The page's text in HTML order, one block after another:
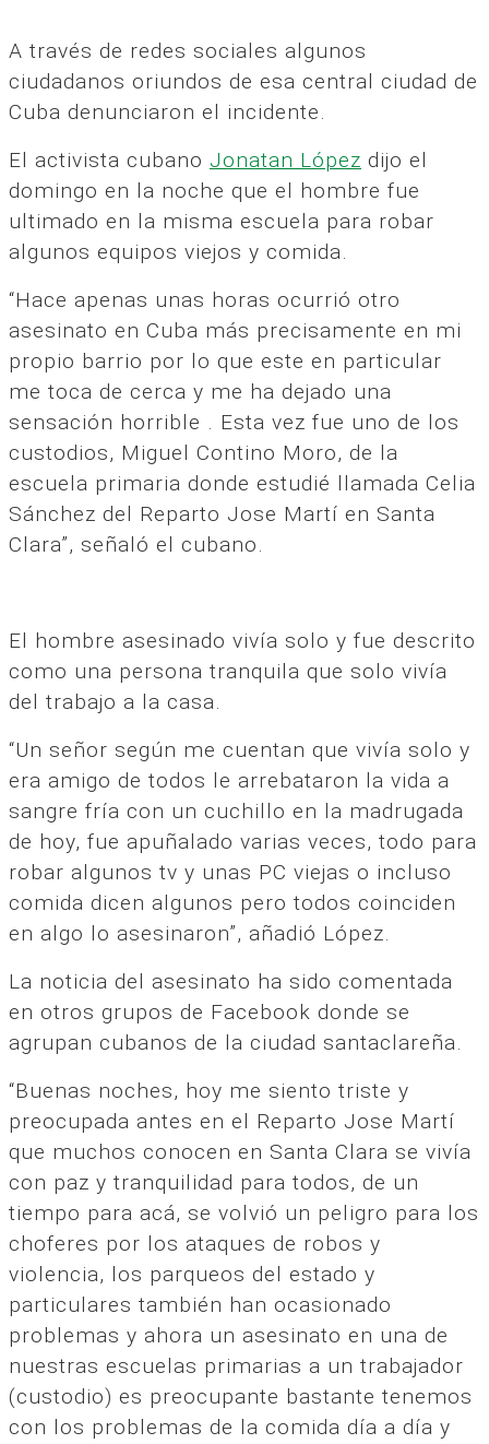
A través de redes sociales algunos
ciudadanos oriundos de esa central ciudad de
Cuba denunciaron el incidente.
El activista cubano Jonatan López dijo el
domingo en la noche que el hombre fue
ultimado en la misma escuela para robar
algunos equipos viejos y comida.
“Hace apenas unas horas ocurrió otro
asesinato en Cuba más precisamente en mi
propio barrio por lo que este en particular
me toca de cerca y me ha dejado una
sensación horrible . Esta vez fue uno de los
custodios, Miguel Contino Moro, de la
escuela primaria donde estudié llamada Celia
Sánchez del Reparto Jose Martí en Santa
Clara”, señaló el cubano.
El hombre asesinado vivía solo y fue descrito
como una persona tranquila que solo vivía
del trabajo a la casa.
“Un señor según me cuentan que vivía solo y
era amigo de todos le arrebataron la vida a
sangre fría con un cuchillo en la madrugada
de hoy, fue apuñalado varias veces, todo para
robar algunos tv y unas PC viejas o incluso
comida dicen algunos pero todos coinciden
en algo lo asesinaron”, añadió López.
La noticia del asesinato ha sido comentada
en otros grupos de Facebook donde se
agrupan cubanos de la ciudad santaclareña.
“Buenas noches, hoy me siento triste y
preocupada antes en el Reparto Jose Martí
que muchos conocen en Santa Clara se vivía
con paz y tranquilidad para todos, de un
tiempo para acá, se volvió un peligro para los
choferes por los ataques de robos y
violencia, los parqueos del estado y
particulares también han ocasionado
problemas y ahora un asesinato en una de
nuestras escuelas primarias a un trabajador
(custodio) es preocupante bastante tenemos
con los problemas de la comida día a día y